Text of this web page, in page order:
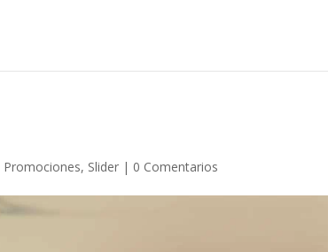
Promociones, Slider | 0 Comentarios